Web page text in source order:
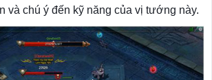
và chú ý đến kỹ năng của vị tướng này.